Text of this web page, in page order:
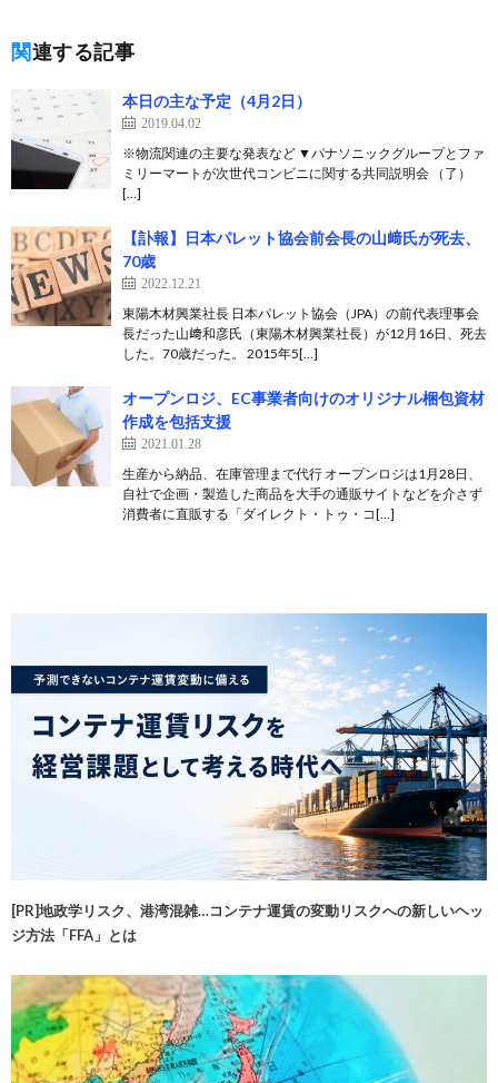
関連する記事
本日の主な予定（4月2日）
2019.04.02
※物流関連の主要な発表など ▼パナソニックグループとファ
ミリーマートが次世代コンビニに関する共同説明会 （了）
[…]
【訃報】日本パレット協会前会長の山﨑氏が死去、
70歳
2022.12.21
東陽木材興業社長 日本パレット協会（JPA）の前代表理事会
長だった山﨑和彦氏（東陽木材興業社長）が12月16日、死去
した。70歳だった。 2015年5[…]
オープンロジ、EC事業者向けのオリジナル梱包資材
作成を包括支援
2021.01.28
生産から納品、在庫管理まで代行 オープンロジは1月28日、
自社で企画・製造した商品を大手の通販サイトなどを介さず
消費者に直販する「ダイレクト・トゥ・コ[…]
[PR]地政学リスク、港湾混雑…コンテナ運賃の変動リスクへの新しいヘッ
ジ方法「FFA」とは